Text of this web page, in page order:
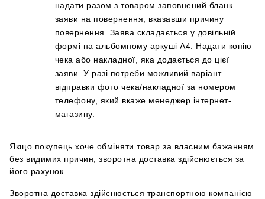
надати разом з товаром заповнений бланк
заяви на повернення, вказавши причину
повернення. Заява складається у довільній
формі на альбомному аркуші А4. Надати копію
чека або накладної, яка додається до цієї
заяви. У разі потреби можливий варіант
відправки фото чека/накладної за номером
телефону, який вкаже менеджер інтернет-
магазину.
Якщо покупець хоче обміняти товар за власним бажанням
без видимих причин, зворотна доставка здійснюється за
його рахунок.
Зворотна доставка здійснюється транспортною компанією